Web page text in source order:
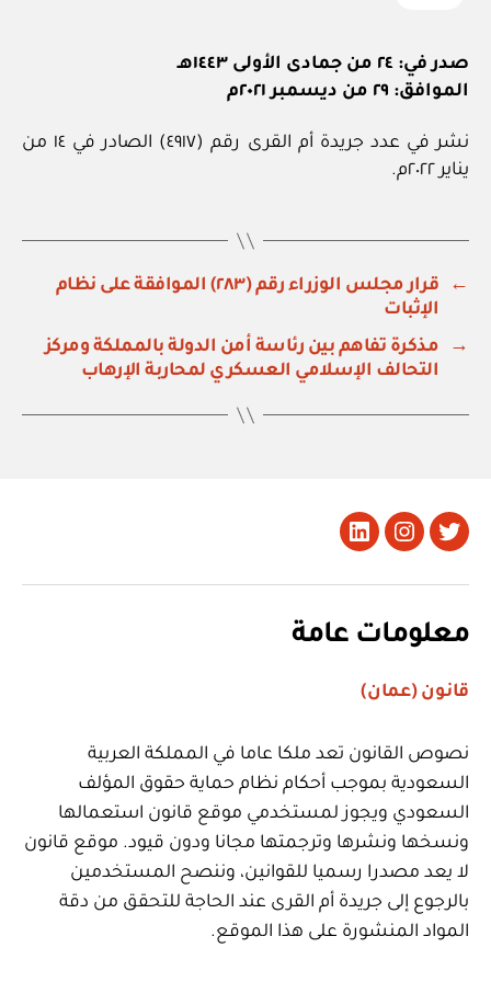
صدر في: ٢٤ من جمادى الأولى ١٤٤٣هـ
الموافق: ٢٩ من ديسمبر ٢٠٢١م
نشر في عدد جريدة أم القرى رقم (٤٩١٧) الصادر في ١٤ من
يناير ٢٠٢٢م.
←
قرار مجلس الوزراء رقم (٢٨٣) الموافقة على نظام
الإثبات
→
مذكرة تفاهم بين رئاسة أمن الدولة بالمملكة ومركز
التحالف الإسلامي العسكري لمحاربة الإرهاب
تويتر Instagram
LinkedIn
معلومات عامة
قانون (عمان)
نصوص القانون تعد ملكا عاما في المملكة العربية
السعودية بموجب أحكام نظام حماية حقوق المؤلف
السعودي ويجوز لمستخدمي موقع قانون استعمالها
ونسخها ونشرها وترجمتها مجانا ودون قيود. موقع قانون
لا يعد مصدرا رسميا للقوانين، وننصح المستخدمين
بالرجوع إلى جريدة أم القرى عند الحاجة للتحقق من دقة
المواد المنشورة على هذا الموقع.